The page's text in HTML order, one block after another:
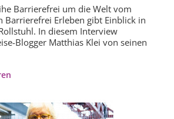
Barrierefrei um die Welt vom
Barrierefrei Erleben gibt Einblick in
In diesem Interview
Blogger Matthias Klei von seinen